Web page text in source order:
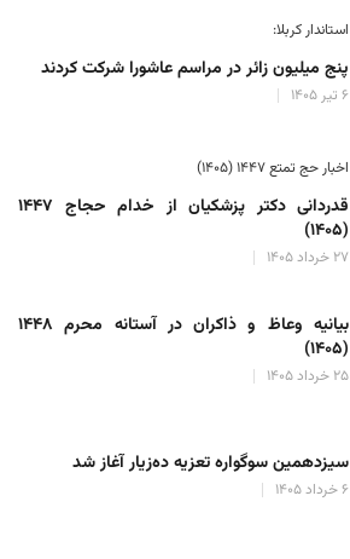
استاندار کربلا:
پنج میلیون زائر در مراسم عاشورا شرکت کردند
۶ تیر ۱۴۰۵
اخبار حج تمتع ۱۴۴۷ (۱۴۰۵)
قدردانی دکتر پزشکیان از خدام حجاج ۱۴۴۷
(۱۴۰۵)
۲۷ خرداد ۱۴۰۵
بیانیه وعاظ و ذاکران در آستانه محرم ۱۴۴۸
(۱۴۰۵)
۲۵ خرداد ۱۴۰۵
سیزدهمین سوگواره تعزیه ده‌زیار آغاز شد
۶ خرداد ۱۴۰۵